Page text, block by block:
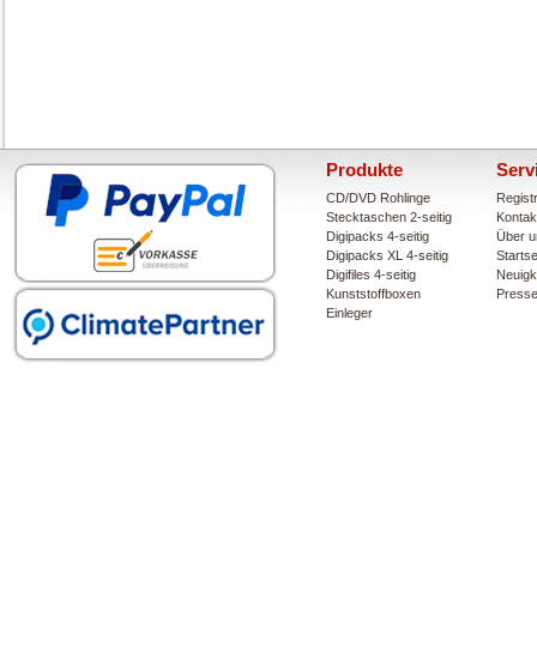
Produkte
CD/DVD Rohlinge
Stecktaschen 2-seitig
Digipacks 4-seitig
Digipacks XL 4-seitig
Digifiles 4-seitig
Kunststoffboxen
Einleger
Über